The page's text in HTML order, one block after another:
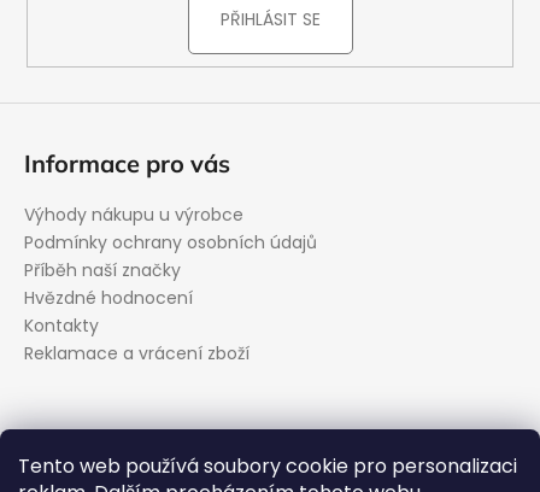
Tento web používá soubory cookie pro personalizaci
PŘIHLÁSIT SE
Informace pro vás
Výhody nákupu u výrobce
Podmínky ochrany osobních údajů
Příběh naší značky
Hvězdné hodnocení
Kontakty
Reklamace a vrácení zboží